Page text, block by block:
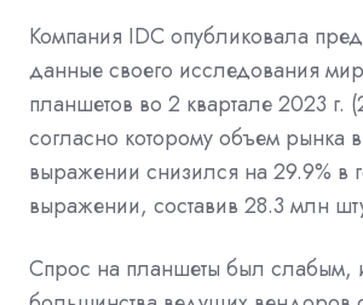
Компания IDC опубликовала
данные своего исследования
планшетов во 2 квартале 2023 г.
согласно которому объем рынка
выражении снизился на 29.9% в
выражении, составив 28.3 млн
Спрос на планшеты был слабым,